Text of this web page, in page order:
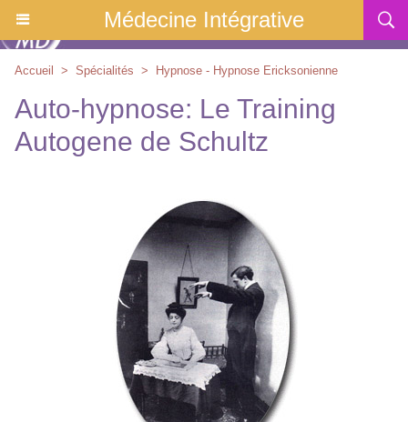
Médecine Intégrative
Accueil > Spécialités > Hypnose - Hypnose Ericksonienne
Auto-hypnose: Le Training
Autogene de Schultz